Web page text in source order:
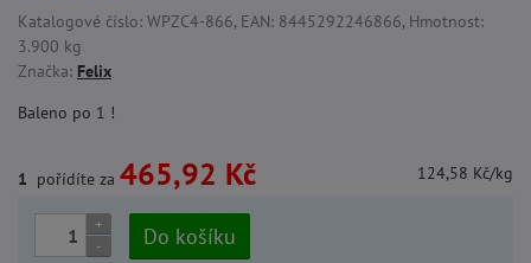
Katalogové číslo: WPZC4-866, EAN: 8445292246866, Hmotnost:
3.900 kg
Značka: Felix
Baleno po 1 !
1 pořídíte za 465,92 Kč 124,58 Kč/kg
+
-
Do košíku